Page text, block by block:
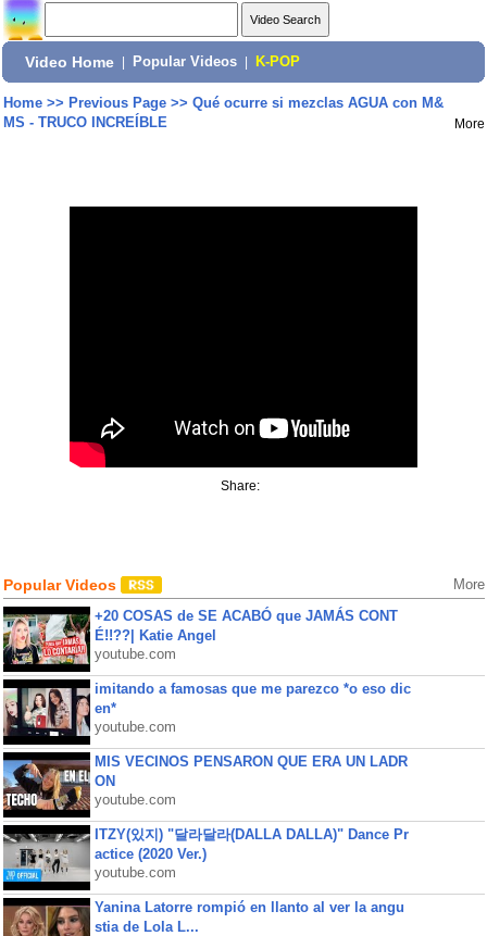
Video Home Popular Videos K-POP
Home>> Previous Page>> Qué ocurre si mezclas AGUA con M&
MS - TRUCO INCREÍBLE
More
Share:
Popular Videos More
+20 COSAS de SE ACABÓ que JAMÁS CONT
É!!??| Katie Angel
youtube.com
imitando a famosas que me parezco *o eso dic
en*
youtube.com
MIS VECINOS PENSARON QUE ERA UN LADR
ON
youtube.com
ITZY(있지) "달라달라(DALLA DALLA)" Dance Pr
actice (2020 Ver.)
youtube.com
Yanina Latorre rompió en llanto al ver la angu
stia de Lola L...